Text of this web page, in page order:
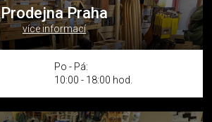
Prodejna Praha
více informací
Po - Pá:
10:00 - 18:00 hod.